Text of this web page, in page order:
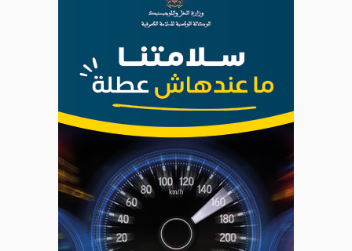
LODJ AUDIO
WEB RADIO R212
Copyright © 2022 Groupe de presse Arrissala
Ce site utilise Google Analytics. En continuant à naviguer, vous nous
autorisez à déposer un cookie à des fins de mesure d'audience
Plan du site| Syndication